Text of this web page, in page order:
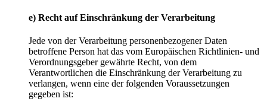
e) Recht auf Einschränkung der Verarbeitung
Jede von der Verarbeitung personenbezogener Daten
betroffene Person hat das vom Europäischen Richtlinien- und
Verordnungsgeber gewährte Recht, von dem
Verantwortlichen die Einschränkung der Verarbeitung zu
verlangen, wenn eine der folgenden Voraussetzungen
gegeben ist: